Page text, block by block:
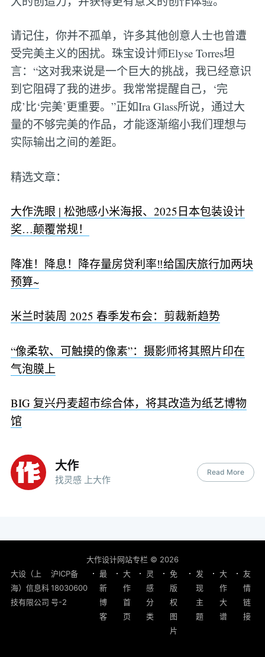
请记住，你并不孤单，许多其他创意人士也曾遭
受完美主义的困扰。珠宝设计师Elyse Torres坦
言：“这对我来说是一个巨大的挑战，我已经意识
到它阻碍了我的进步。我常常提醒自己，‘完
成’比‘完美’更重要。”正如Ira Glass所说，通过大
量的不够完美的作品，才能逐渐缩小我们理想与
实际输出之间的差距。
精选文章：
大作洗眼 | 松弛感小米海报、2025日本包装设计
奖…颠覆常规！
降准！降息！降存量房贷利率‼️给国庆旅行加两块
预算~
米兰时装周 2025 春季发布会：剪裁新趋势
“像柔软、可触摸的像素”：摄影师将其照片印在
气泡膜上
BIG 复兴丹麦超市综合体，将其改造为纸艺博物
馆
大作
找灵感 上大作
Read More
大作设计网站专栏 © 2026
大设（上
海）信息科
技有限公司
沪ICP备
18030600
号-2
最
新
博
客
大
作
首
页
灵
感
分
类
免
版
权
图
片
发
现
主
题
大
作
大
谱
友
情
链
接